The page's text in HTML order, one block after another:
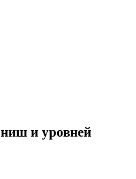
и уровней